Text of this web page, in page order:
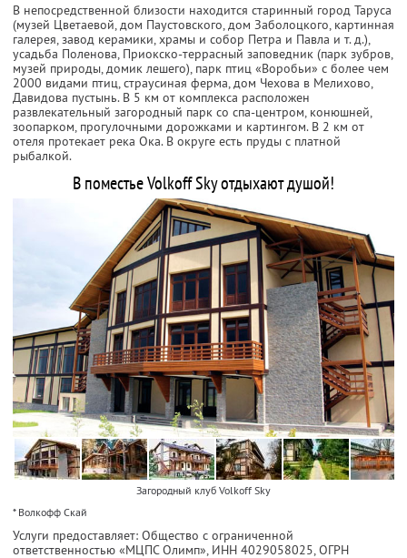
В непосредственной близости находится старинный город Таруса
(музей Цветаевой, дом Паустовского, дом Заболоцкого, картинная
галерея, завод керамики, храмы и собор Петра и Павла и т. д.),
усадьба Поленова, Приокско-террасный заповедник (парк зубров,
музей природы, домик лешего), парк птиц «Воробьи» с более чем
2000 видами птиц, страусиная ферма, дом Чехова в Мелихово,
Давидова пустынь. В 5 км от комплекса расположен
развлекательный загородный парк со спа-центром, конюшней,
зоопарком, прогулочными дорожками и картингом. В 2 км от
отеля протекает река Ока. В округе есть пруды с платной
рыбалкой.
В поместье Volkoff Sky отдыхают душой!
Загородный клуб Volkoff Sky
* Волкофф Скай
Услуги предоставляет: Общество с ограниченной
ответственностью «МЦПС Олимп», ИНН 4029058025, ОГРН